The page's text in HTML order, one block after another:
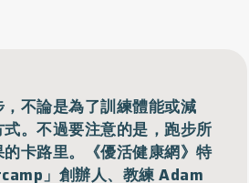
不論是為了訓練體能或減
。不過要注意的是，跑步所
卡路里。《優活健康網》特
」創辦人、教練 Adam